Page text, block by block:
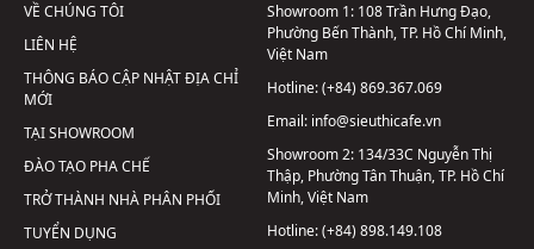
VỀ CHÚNG TÔI
LIÊN HỆ
THÔNG BÁO CẬP NHẬT ĐỊA CHỈ
MỚI
TẠI SHOWROOM
ĐÀO TẠO PHA CHẾ
TRỞ THÀNH NHÀ PHÂN PHỐI
TUYỂN DỤNG
Showroom 1: 108 Trần Hưng Đạo,
Phường Bến Thành, TP. Hồ Chí Minh,
Việt Nam
Hotline:(+84) 869.367.069
Email: info@sieuthicafe.vn
Showroom 2: 134/33C Nguyễn Thị
Thập, Phường Tân Thuận, TP. Hồ Chí
Minh, Việt Nam
Hotline:(+84) 898.149.108